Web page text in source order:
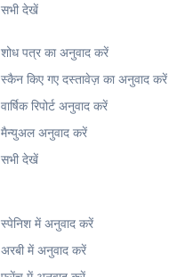
शोध पत्र का अनुवाद करें
स्कैन किए गए दस्तावेज़ का अनुवाद करें
वार्षिक रिपोर्ट अनुवाद करें
मैन्युअल अनुवाद करें
सभी देखें
स्पेनिश में अनुवाद करें
अरबी में अनुवाद करें
सभी देखें